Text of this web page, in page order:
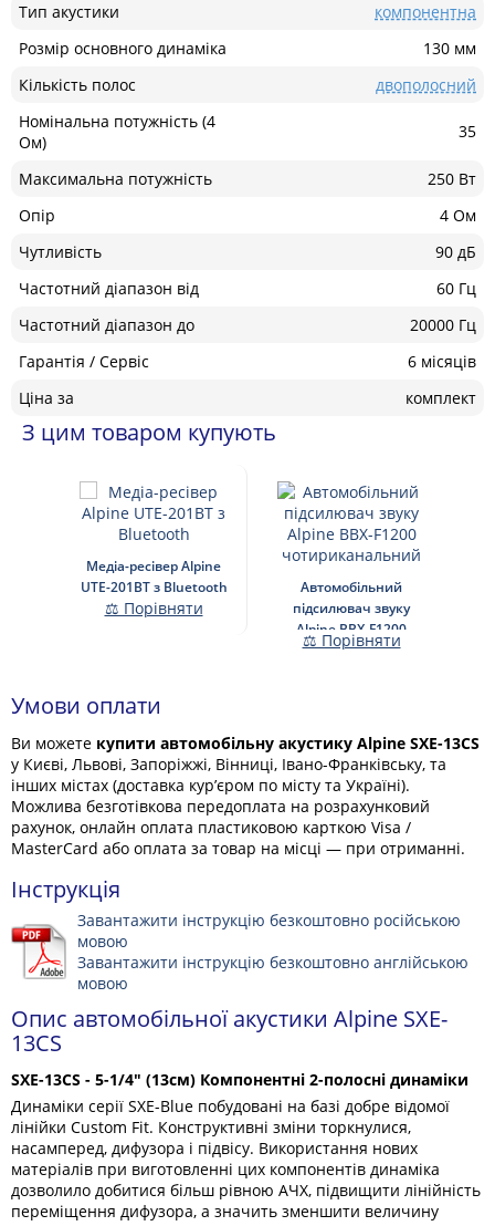
Тип акустики
компонентна
Розмір основного динаміка
130 мм
Кількість полос
двополосний
Номінальна потужність (4
Ом)
35
Максимальна потужність
250 Вт
Опір
4 Ом
Чутливість
90 дБ
Частотний діапазон від
60 Гц
Частотний діапазон до
20000 Гц
Гарантія / Сервіс
6 місяців
Ціна за
комплект
З цим товаром купують
Медіа-ресівер Alpine
UTE-201BT з Bluetooth
⚖ Порівняти
Автомобільний
підсилювач звуку
Alpine BBX-F1200
чотириканальний
⚖ Порівняти
Умови оплати
Ви можете купити автомобільну акустику Alpine SXE-13CS
у Києві, Львові, Запоріжжі, Вінниці, Івано-Франківську, та
інших містах (доставка кур’єром по місту та Україні).
Можлива безготівкова передоплата на розрахунковий
рахунок, онлайн оплата пластиковою карткою Visa /
MasterCard або оплата за товар на місці — при отриманні.
Інструкція
Завантажити інструкцію безкоштовно російською
мовою
Завантажити інструкцію безкоштовно англійською
мовою
Опис автомобільної акустики Alpine SXE-
13CS
SXE-13CS - 5-1/4" (13см) Компонентні 2-полосні динаміки
Динаміки серії SXE-Blue побудовані на базі добре відомої
лінійки Custom Fit. Конструктивні зміни торкнулися,
насамперед, дифузора і підвісу. Використання нових
матеріалів при виготовленні цих компонентів динаміка
дозволило добитися більш рівною АЧХ, підвищити лінійність
переміщення дифузора, а значить зменшити величину